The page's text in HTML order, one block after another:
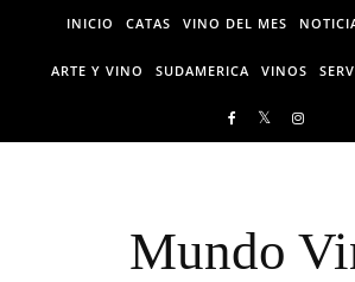
Skip to content
INICIO CATAS VINO DEL MES
ARTE Y VINO SUDAMERICA VINOS
Mundo